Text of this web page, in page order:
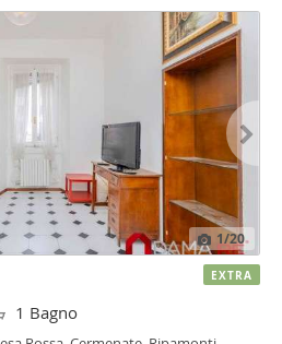
1/20
1 Bagno
EXTRA